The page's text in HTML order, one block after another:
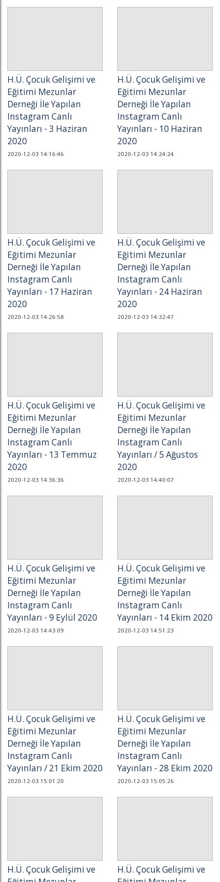
H.Ü. Çocuk Gelişimi ve
Eğitimi Mezunlar
Derneği İle Yapılan
Instagram Canlı
Yayınları - 3 Haziran
2020
2020-12-03 14:16:46
H.Ü. Çocuk Gelişimi ve
Eğitimi Mezunlar
Derneği İle Yapılan
Instagram Canlı
Yayınları - 10 Haziran
2020
2020-12-03 14:24:24
H.Ü. Çocuk Gelişimi ve
Eğitimi Mezunlar
Derneği İle Yapılan
Instagram Canlı
Yayınları - 17 Haziran
2020
2020-12-03 14:26:58
H.Ü. Çocuk Gelişimi ve
Eğitimi Mezunlar
Derneği İle Yapılan
Instagram Canlı
Yayınları - 24 Haziran
2020
2020-12-03 14:32:47
H.Ü. Çocuk Gelişimi ve
Eğitimi Mezunlar
Derneği İle Yapılan
Instagram Canlı
Yayınları - 13 Temmuz
2020
2020-12-03 14:36:36
H.Ü. Çocuk Gelişimi ve
Eğitimi Mezunlar
Derneği İle Yapılan
Instagram Canlı
Yayınları / 5 Ağustos
2020
2020-12-03 14:40:07
H.Ü. Çocuk Gelişimi ve
Eğitimi Mezunlar
Derneği İle Yapılan
Instagram Canlı
Yayınları - 9 Eylül 2020
2020-12-03 14:43:09
H.Ü. Çocuk Gelişimi ve
Eğitimi Mezunlar
Derneği İle Yapılan
Instagram Canlı
Yayınları - 14 Ekim 2020
2020-12-03 14:51:23
H.Ü. Çocuk Gelişimi ve
Eğitimi Mezunlar
Derneği İle Yapılan
Instagram Canlı
Yayınları / 21 Ekim 2020
2020-12-03 15:01:20
H.Ü. Çocuk Gelişimi ve
Eğitimi Mezunlar
Derneği İle Yapılan
Instagram Canlı
Yayınları - 28 Ekim 2020
2020-12-03 15:05:26
H.Ü. Çocuk Gelişimi ve
H.Ü. Çocuk Gelişimi ve